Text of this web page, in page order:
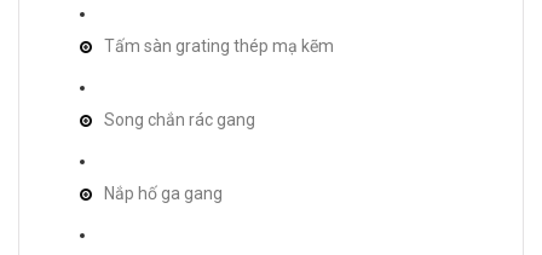
Tấm sàn grating thép mạ kẽm
Song chắn rác gang
Nắp hố ga gang